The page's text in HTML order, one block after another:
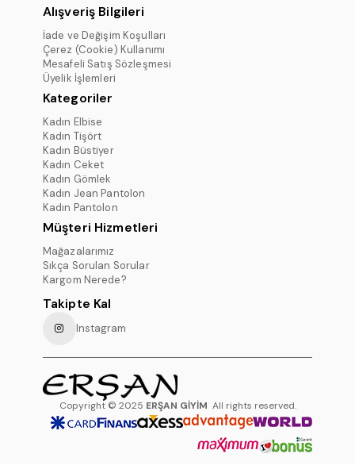
Alışveriş Bilgileri
İade ve Değişim Koşulları
Çerez (Cookie) Kullanımı
Mesafeli Satış Sözleşmesi
Üyelik İşlemleri
Kategoriler
Kadın Elbise
Kadın Tişört
Kadın Büstiyer
Kadın Ceket
Kadın Gömlek
Kadın Jean Pantolon
Kadın Pantolon
Müşteri Hizmetleri
Mağazalarımız
Sıkça Sorulan Sorular
Kargom Nerede?
Takipte Kal
Instagram
Copyright © 2025 ERŞAN GİYİM All rights reserved.